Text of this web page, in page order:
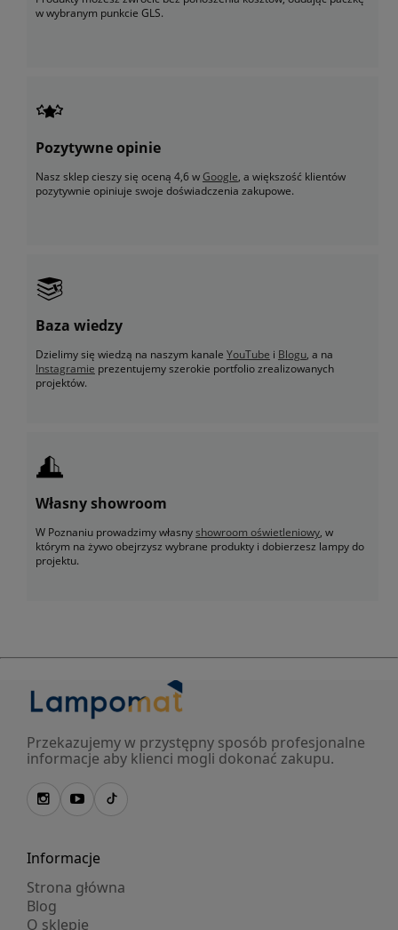
w wybranym punkcie GLS.
Pozytywne opinie
Nasz sklep cieszy się oceną 4,6 wGoogle, a większość klientów
pozytywnie opiniuje swoje doświadczenia zakupowe.
Baza wiedzy
Dzielimy się wiedzą na naszym kanale YouTube i Blogu, a na
Instagramie prezentujemy szerokie portfolio zrealizowanych
projektów.
Własny showroom
W Poznaniu prowadzimy własnyshowroom oświetleniowy, w
którym na żywo obejrzysz wybrane produkty i dobierzesz lampy do
projektu.
Przekazujemy w przystępny sposób profesjonalne
informacje aby klienci mogli dokonać zakupu.
Informacje
Strona główna
Blog
O sklepie